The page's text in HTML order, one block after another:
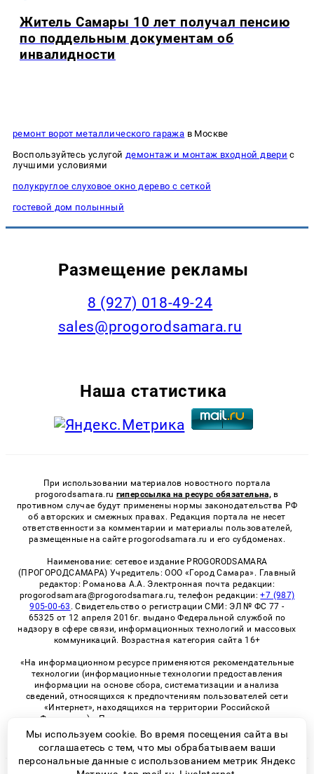
Житель Самары 10 лет получал пенсию
по поддельным документам об
инвалидности
ремонт ворот металлического гаража в Москве
Воспользуйтесь услугой демонтаж и монтаж входной двери с
лучшими условиями
полукруглое слуховое окно дерево с сеткой
гостевой дом полынный
Размещение рекламы
8 (927) 018-49-24
sales@progorodsamara.ru
Наша статистика
При использовании материалов новостного портала
progorodsamara.ru гиперссылка на ресурс обязательна, в
противном случае будут применены нормы законодательства РФ
об авторских и смежных правах. Редакция портала не несет
ответственности за комментарии и материалы пользователей,
размещенные на сайте progorodsamara.ru и его субдоменах.
Наименование: сетевое издание PROGORODSAMARA
(ПРОГОРОДСАМАРА) Учредитель: ООО «Город Самара». Главный
редактор: Романова А.А. Электронная почта редакции:
progorodsamara@progorodsamara.ru, телефон редакции:+7 (987)
905-00-63 . Свидетельство о регистрации СМИ: ЭЛ № ФС 77 -
65325 от 12 апреля 2016г. выдано Федеральной службой по
надзору в сфере связи, информационных технологий и массовых
коммуникаций. Возрастная категория сайта 16+
«На информационном ресурсе применяются рекомендательные
технологии (информационные технологии предоставления
информации на основе сбора, систематизации и анализа
сведений, относящихся к предпочтениям пользователей сети
«Интернет», находящихся на территории Российской
Федерации)». Правила применения рекомендательных
технологий в виджетах рекламно-обменной сети
«СМИ2» (PDF)
Мы используем cookie. Во время посещения сайта вы
соглашаетесь с тем, что мы обрабатываем ваши
персональные данные с использованием метрик Яндекс